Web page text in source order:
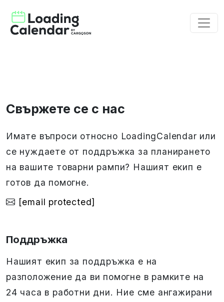
Свържете се с нас
Имате въпроси относно LoadingCalendar или
се нуждаете от поддръжка за планирането
на вашите товарни рампи? Нашият екип е
готов да помогне.
[email protected]
Поддръжка
Нашият екип за поддръжка е на
разположение да ви помогне в рамките на
24 часа в работни дни. Ние сме ангажирани